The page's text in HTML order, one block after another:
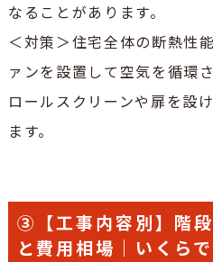
なることがあります。
＜対策＞住宅全体の断熱性
ァンを設置して空気を循環
ロールスクリーンや扉を設
ます。
③【工事内容別】階
と費用相場｜いくら